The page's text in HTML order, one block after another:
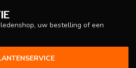
uw bestelling of een